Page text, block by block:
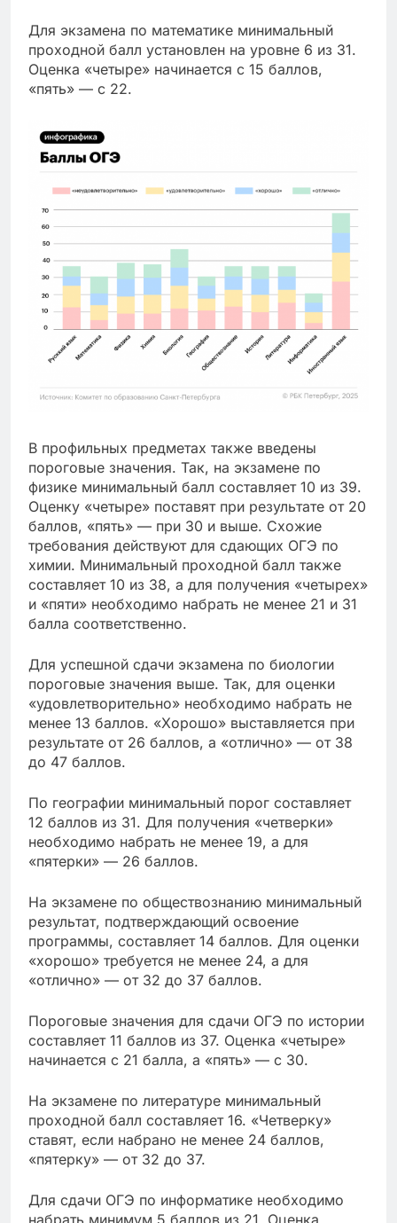
Для экзамена по математике минимальный
проходной балл установлен на уровне 6 из 31.
Оценка «четыре» начинается с 15 баллов,
«пять» — с 22.
В профильных предметах также введены
пороговые значения. Так, на экзамене по
физике минимальный балл составляет 10 из 39.
Оценку «четыре» поставят при результате от 20
баллов, «пять» — при 30 и выше. Схожие
требования действуют для сдающих ОГЭ по
химии. Минимальный проходной балл также
составляет 10 из 38, а для получения «четырех»
и «пяти» необходимо набрать не менее 21 и 31
балла соответственно.
Для успешной сдачи экзамена по биологии
пороговые значения выше. Так, для оценки
«удовлетворительно» необходимо набрать не
менее 13 баллов. «Хорошо» выставляется при
результате от 26 баллов, а «отлично» — от 38
до 47 баллов.
По географии минимальный порог составляет
12 баллов из 31. Для получения «четверки»
необходимо набрать не менее 19, а для
«пятерки» — 26 баллов.
На экзамене по обществознанию минимальный
результат, подтверждающий освоение
программы, составляет 14 баллов. Для оценки
«хорошо» требуется не менее 24, а для
«отлично» — от 32 до 37 баллов.
Пороговые значения для сдачи ОГЭ по истории
составляет 11 баллов из 37. Оценка «четыре»
начинается с 21 балла, а «пять» — с 30.
На экзамене по литературе минимальный
проходной балл составляет 16. «Четверку»
ставят, если набрано не менее 24 баллов,
«пятерку» — от 32 до 37.
Для сдачи ОГЭ по информатике необходимо
набрать минимум 5 баллов из 21. Оценка